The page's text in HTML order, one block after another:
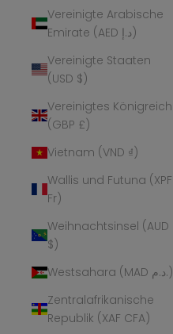
Vereinigte Arabische
Emirate (AED د.إ)
Vereinigte Staaten
(USD $)
Vereinigtes Königreich
(GBP £)
Vietnam (VND ₫)
Wallis und Futuna (XPF
Fr)
Weihnachtsinsel (AUD
$)
Westsahara (MAD د.م.)
Zentralafrikanische
Republik (XAF CFA)